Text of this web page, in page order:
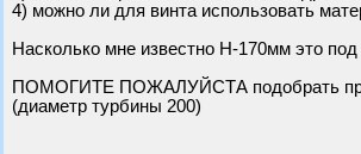
4) можно ли для винта использовать
Насколько мне известно Н-170мм это
ПОМОГИТЕ ПОЖАЛУЙСТА подобрать
(диаметр турбины 200)